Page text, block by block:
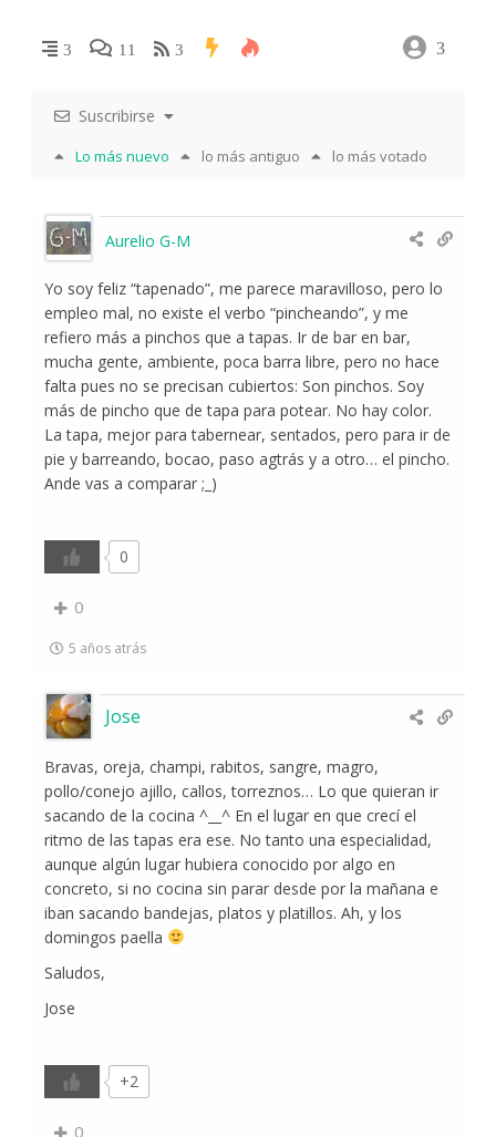
3 11 3 3
Suscribirse
Lo más nuevo lo más antiguo lo más votado
Aurelio G-M
Yo soy feliz “tapenado”, me parece maravilloso, pero lo
empleo mal, no existe el verbo “pincheando”, y me
refiero más a pinchos que a tapas. Ir de bar en bar,
mucha gente, ambiente, poca barra libre, pero no hace
falta pues no se precisan cubiertos: Son pinchos. Soy
más de pincho que de tapa para potear. No hay color.
La tapa, mejor para tabernear, sentados, pero para ir de
pie y barreando, bocao, paso agtrás y a otro… el pincho.
Ande vas a comparar ;_)
0
0
5 años atrás
Jose
Bravas, oreja, champi, rabitos, sangre, magro,
pollo/conejo ajillo, callos, torreznos… Lo que quieran ir
sacando de la cocina ^__^ En el lugar en que crecí el
ritmo de las tapas era ese. No tanto una especialidad,
aunque algún lugar hubiera conocido por algo en
concreto, si no cocina sin parar desde por la mañana e
iban sacando bandejas, platos y platillos. Ah, y los
domingos paella
Saludos,
Jose
+2
0